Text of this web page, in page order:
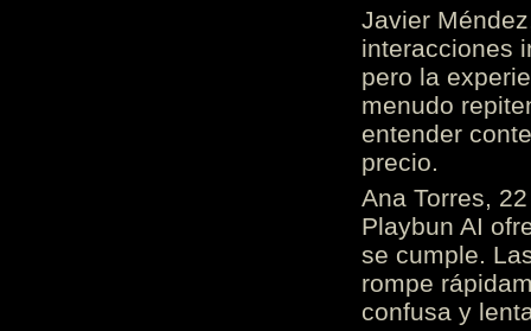
Javier
interacciones
pero la
menudo
entender
precio.
Ana Torres,
Playbun AI
se cumple.
rompe
confusa y